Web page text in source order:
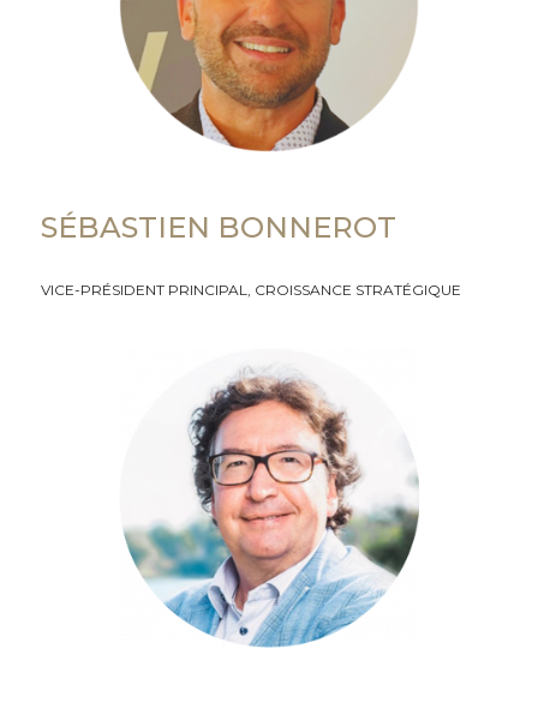
SÉBASTIEN BONNEROT
VICE-PRÉSIDENT PRINCIPAL, CROISSANCE STRATÉGIQUE